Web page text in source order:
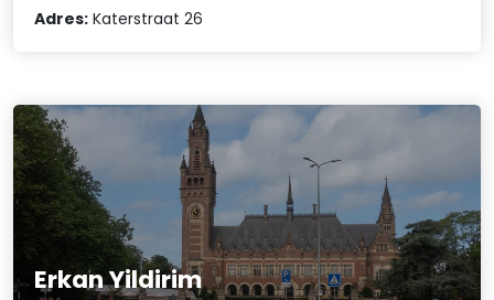
Adres: Katerstraat 26
Erkan Yildirim